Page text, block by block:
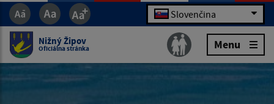
Slovenčina
Nižný Žipov
Oficiálna stránka Menu